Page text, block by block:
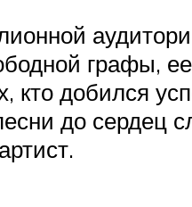
графы,
добился
до сердец